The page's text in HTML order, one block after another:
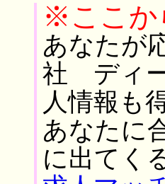
※ここか
あなたが
社 ディー
人情報も
あなたに
に出てく